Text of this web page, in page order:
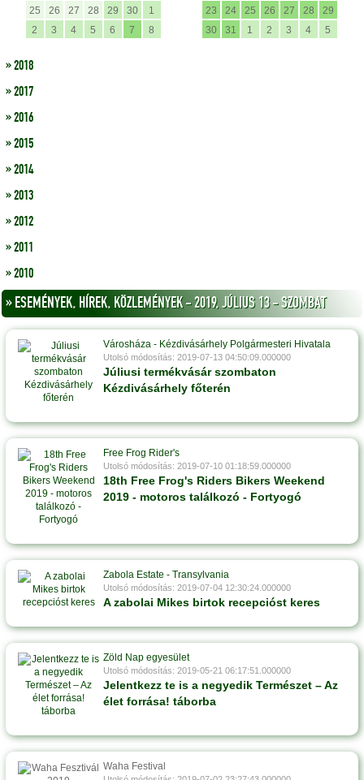
25
26 27 28 29 30
1
2
3 4 5 6 7 8
23
24 25 26 27 28
29
30
31 1 2 3 4 5
» 2018
» 2017
» 2016
» 2015
» 2014
» 2013
» 2012
» 2011
» 2010
» ESEMÉNYEK, HÍREK, KÖZLEMÉNYEK - 2019, JÚLIUS 13 - SZOMBAT
Városháza - Kézdivásárhely Polgármesteri Hivatala
Utolsó módosítás: 2019-07-13 04:50:09.000000
Júliusi termékvásár szombaton
Kézdivásárhely főterén
Free Frog Rider's
Utolsó módosítás: 2019-07-10 01:18:59.000000
18th Free Frog's Riders Bikers Weekend
2019 - motoros találkozó - Fortyogó
Zabola Estate - Transylvania
Utolsó módosítás: 2019-07-04 12:30:24.000000
A zabolai Mikes birtok recepcióst keres
Zöld Nap egyesület
Utolsó módosítás: 2019-05-21 06:17:51.000000
Jelentkezz te is a negyedik Természet – Az
élet forrása! táborba
Waha Festival